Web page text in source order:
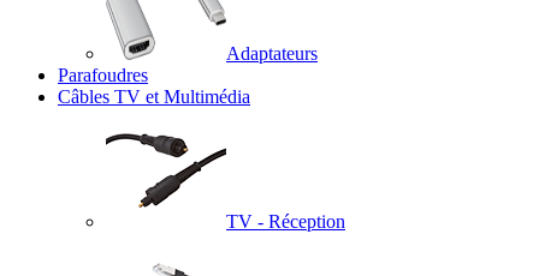
Adaptateurs
Parafoudres
Câbles TV et Multimédia
TV - Réception